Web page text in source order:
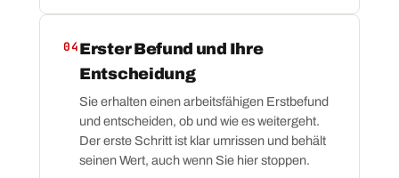
04Erster Befund und Ihre
Entscheidung
Sie erhalten einen arbeitsfähigen Erstbefund
und entscheiden, ob und wie es weitergeht.
Der erste Schritt ist klar umrissen und behält
seinen Wert, auch wenn Sie hier stoppen.